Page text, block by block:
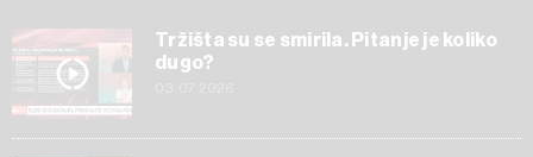
Tržišta su se smirila. Pitanje je koliko
dugo?